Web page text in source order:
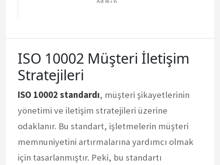
ISO 10002 Müşteri İletişim
Stratejileri
ISO 10002 standardı, müşteri şikayetlerinin
yönetimi ve iletişim stratejileri üzerine
odaklanır. Bu standart, işletmelerin müşteri
memnuniyetini artırmalarına yardımcı olmak
için tasarlanmıştır. Peki, bu standartı